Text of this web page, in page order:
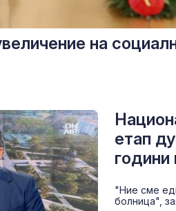
на
етап
"Ние сме
болница",